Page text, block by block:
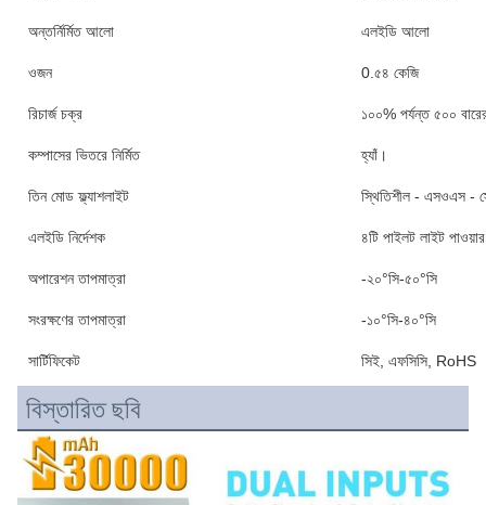
অন্তর্নির্মিত আলো এলইডি আলো
ওজন 0.৫৪ কেজি
রিচার্জ চক্র ১০০% পর্যন্ত ৫০০
কম্পাসের ভিতরে নির্মিত হ্যাঁ।
তিন মোড ফ্ল্যাশলাইট স্থিতিশীল - এসওএস -
এলইডি নির্দেশক ৪টি পাইলট লাইট
অপারেশন তাপমাত্রা -২০°সি-৫০°সি
সংরক্ষণের তাপমাত্রা -১০°সি-৪০°সি
সার্টিফিকেট সিই, এফসিসি, RoHS
বিস্তারিত ছবি